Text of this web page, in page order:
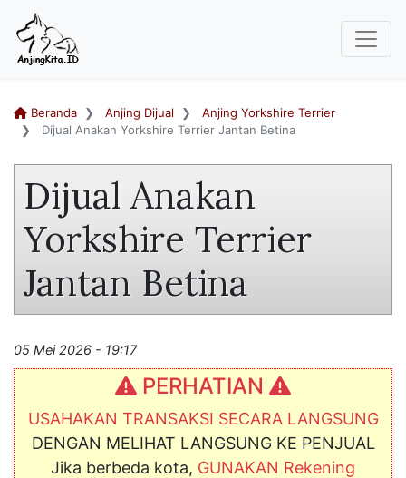
Beranda Anjing Dijual
Anjing Yorkshire Terrier
Dijual Anakan Yorkshire Terrier Jantan Betina
Dijual Anakan
Yorkshire Terrier
Jantan Betina
05 Mei 2026 - 19:17
PERHATIAN
USAHAKAN TRANSAKSI SECARA LANGSUNG
DENGAN MELIHAT LANGSUNG KE PENJUAL
Jika berbeda kota, GUNAKAN Rekening